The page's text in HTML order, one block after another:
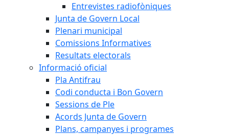
Entrevistes radiofòniques
Junta de Govern Local
Plenari municipal
Comissions Informatives
Resultats electorals
Informació oficial
Pla Antifrau
Codi conducta i Bon Govern
Sessions de Ple
Acords Junta de Govern
Plans, campanyes i programes